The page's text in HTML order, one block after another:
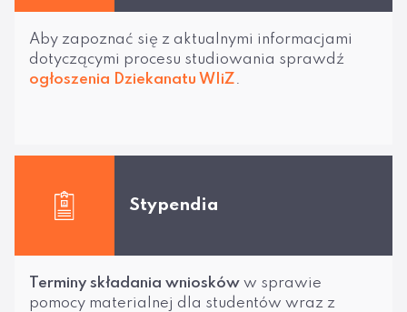
Aby zapoznać się z aktualnymi informacjami
dotyczącymi procesu studiowania sprawdź
ogłoszenia Dziekanatu WIiZ.
Stypendia
Terminy składania wniosków w sprawie
pomocy materialnej dla studentów wraz z